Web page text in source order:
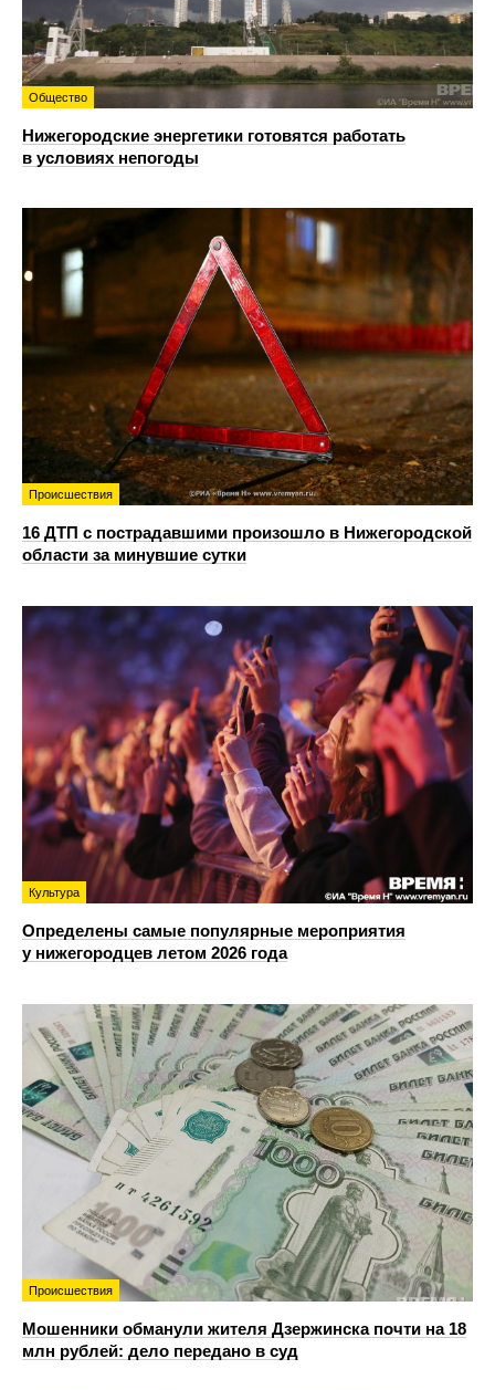
Общество
Нижегородские энергетики готовятся работать
в условиях непогоды
Происшествия
16 ДТП с пострадавшими произошло в Нижегородской
области за минувшие сутки
Культура
Определены самые популярные мероприятия
у нижегородцев летом 2026 года
Происшествия
Мошенники обманули жителя Дзержинска почти на 18
млн рублей: дело передано в суд